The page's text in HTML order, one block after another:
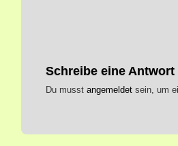
Schreibe eine Antwort
Du musstangemeldet sein, um